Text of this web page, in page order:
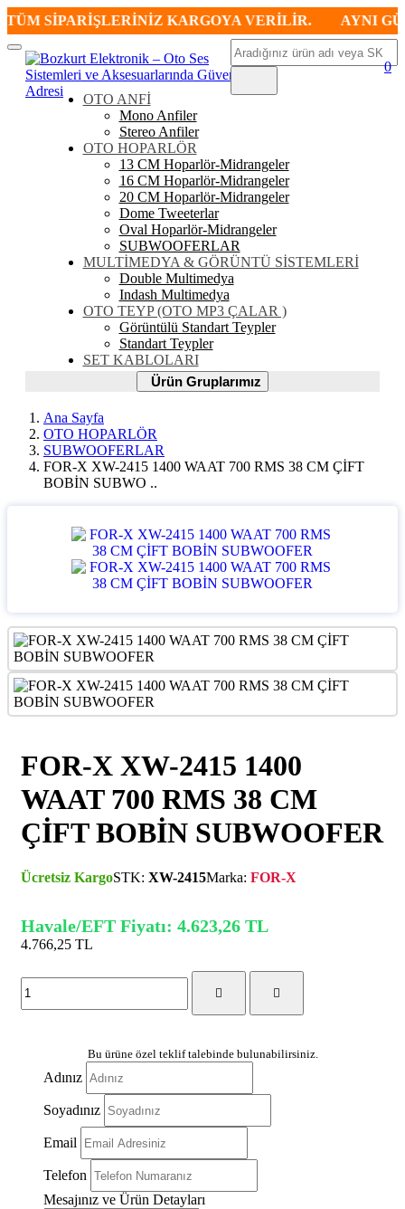
SİPARİŞLERİNİZ KARGOYA VERİLİR. AYNI GÜN
Mobil
Menü
Ara
0
OTO ANFİ
Mono Anfiler
Stereo Anfiler
OTO HOPARLÖR
13 CM Hoparlör-Midrangeler
16 CM Hoparlör-Midrangeler
20 CM Hoparlör-Midrangeler
Dome Tweeterlar
Oval Hoparlör-Midrangeler
SUBWOOFERLAR
MULTİMEDYA & GÖRÜNTÜ SİSTEMLERİ
Double Multimedya
Indash Multimedya
OTO TEYP (OTO MP3 ÇALAR )
Görüntülü Standart Teypler
Standart Teypler
SET KABLOLARI
Ürün
Gruplarımız
Ürün Gruplarımız
Ana Sayfa
OTO HOPARLÖR
SUBWOOFERLAR
FOR-X XW-2415 1400 WAAT 700 RMS 38 CM ÇİFT
BOBİN SUBWO ..
FOR-X XW-2415 1400
WAAT 700 RMS 38 CM
ÇİFT BOBİN SUBWOOFER
Ücretsiz KargoSTK: XW-2415Marka: FOR-X
Havale/EFT Fiyatı: 4.623,26 TL
4.766,25 TL
Bu ürüne özel teklif talebinde bulunabilirsiniz.
Adınız
Soyadınız
Email
Telefon
Mesajınız ve Ürün Detayları